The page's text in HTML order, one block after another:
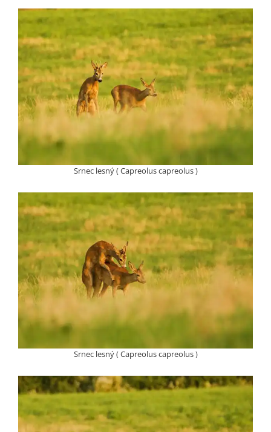
Srnec lesný ( Capreolus capreolus )
Srnec lesný ( Capreolus capreolus )